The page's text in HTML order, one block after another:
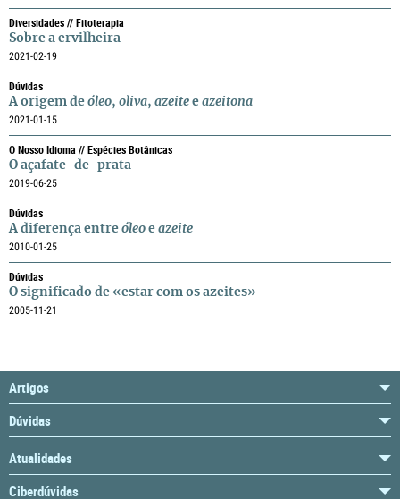
Diversidades // Fitoterapia
Sobre a ervilheira
2021-02-19
Dúvidas
A origem de óleo, oliva, azeite e azeitona
2021-01-15
O Nosso Idioma // Espécies Botânicas
O açafate-de-prata
2019-06-25
Dúvidas
A diferença entre óleo e azeite
2010-01-25
Dúvidas
O significado de «estar com os azeites»
2005-11-21
Artigos
Dúvidas
Atualidades
Ciberdúvidas